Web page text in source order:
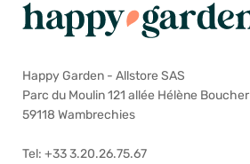
Happy Garden - Allstore SAS
Parc du Moulin 121 allée Hélène Boucher
59118 Wambrechies
Tel: +33 3.20.26.75.67